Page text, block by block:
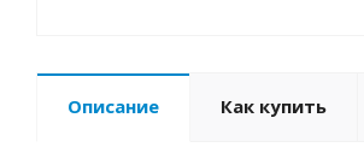
Описание Как купить